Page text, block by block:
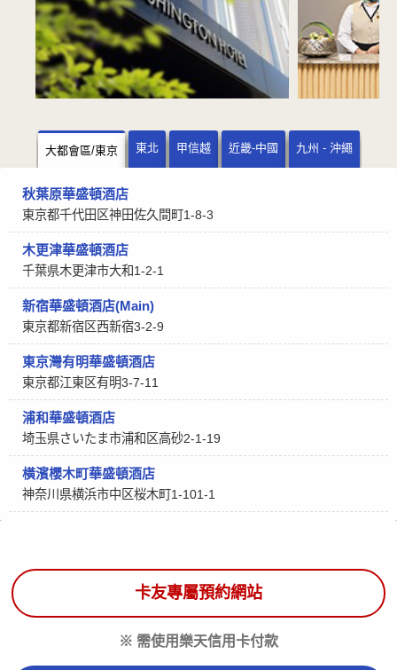
大都會區/東京 東北 甲信越 近畿-中國 九州 - 沖繩
秋葉原華盛頓酒店
東京都千代田区神田佐久間町1-8-3
木更津華盛頓酒店
千葉県木更津市大和1-2-1
新宿華盛頓酒店(Main)
東京都新宿区西新宿3-2-9
東京灣有明華盛頓酒店
東京都江東区有明3-7-11
浦和華盛頓酒店
埼玉県さいたま市浦和区高砂2-1-19
橫濱櫻木町華盛頓酒店
神奈川県横浜市中区桜木町1-101-1
卡友專屬預約網站
※ 需使用樂天信用卡付款